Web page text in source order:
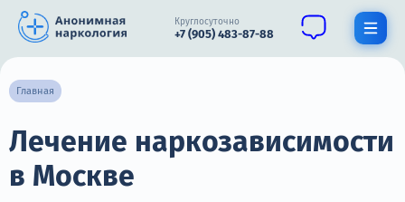
Круглосуточно
+7 (905) 483-87-88
О нас
Наркомания
Главная
Лечение наркозависимости
в Москве